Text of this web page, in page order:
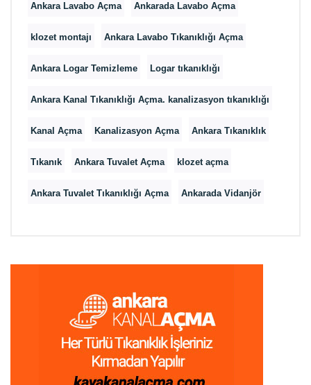
Ankara Lavabo Açma Ankarada Lavabo Açma
klozet montajı Ankara Lavabo Tıkanıklığı Açma
Ankara Logar Temizleme Logar tıkanıklığı
Ankara Kanal Tıkanıklığı Açma. kanalizasyon tıkanıklığı
Kanal Açma Kanalizasyon Açma Ankara Tıkanıklık
Tıkanık Ankara Tuvalet Açma klozet açma
Ankara Tuvalet Tıkanıklığı Açma Ankarada Vidanjör